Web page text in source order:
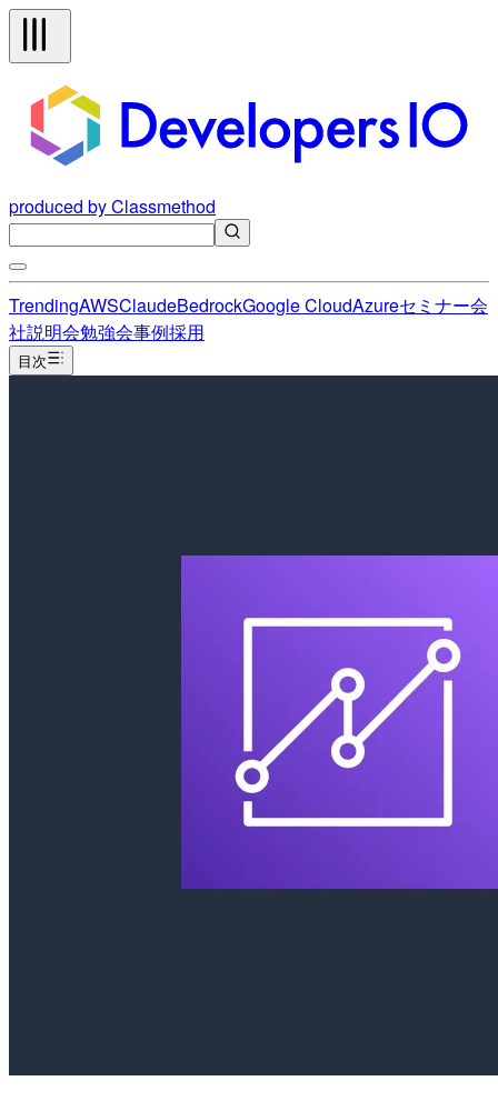
produced by Classmethod
TrendingAWSClaudeBedrockGoogle CloudAzureセミナー会
社説明会勉強会事例採用
目次